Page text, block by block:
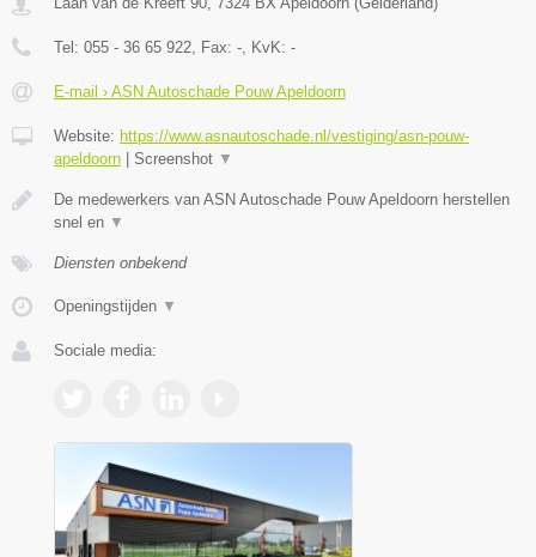
Tel: 055 - 36 65 922, Fax: -, KvK: -
E-mail › ASN Autoschade Pouw Apeldoorn
Website: https://www.asnautoschade.nl/vestiging/asn-pouw-
apeldoorn
Screenshot ▼
De medewerkers van ASN Autoschade Pouw Apeldoorn herstellen
snel en ▼
Diensten onbekend
Openingstijden ▼
Sociale media: